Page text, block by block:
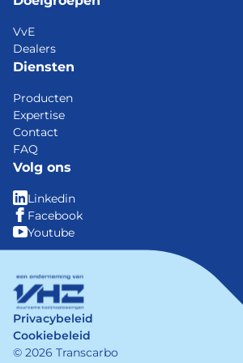
VvE
Dealers
Diensten
Producten
Expertise
Contact
FAQ
Volg ons
Linkedin
Facebook
Youtube
© 2026 Transcarbo
Privacybeleid
Cookiebeleid